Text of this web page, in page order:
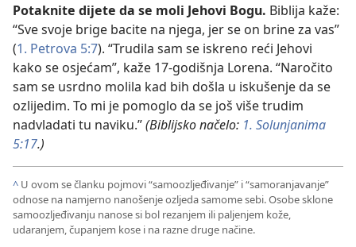
Potaknite dijete da se moli Jehovi Bogu. Biblija kaže:
“Sve svoje brige bacite na njega, jer se on brine za vas”
(1. Petrova 5:7). “Trudila sam se iskreno reći Jehovi
kako se osjećam”, kaže 17-godišnja Lorena. “Naročito
sam se usrdno molila kad bih došla u iskušenje da se
ozlijedim. To mi je pomoglo da se još više trudim
nadvladati tu naviku.”(Biblijsko načelo: 1. Solunjanima
5:17.)
^ U ovom se članku pojmovi “samoozljeđivanje” i “samoranjavanje”
odnose na namjerno nanošenje ozljeda samome sebi. Osobe sklone
samoozljeđivanju nanose si bol rezanjem ili paljenjem kože,
udaranjem, čupanjem kose i na razne druge načine.